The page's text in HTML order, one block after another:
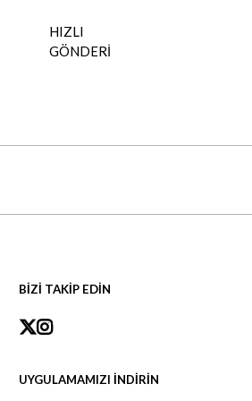
HIZLI
GÖNDERİ
BİZİ TAKİP EDİN
UYGULAMAMIZI İNDİRİN